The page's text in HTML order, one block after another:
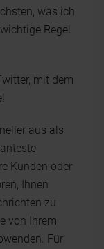
was ich
Regel
mit dem
aus als
Kunden oder
Ihnen
zu
von Ihrem
Für